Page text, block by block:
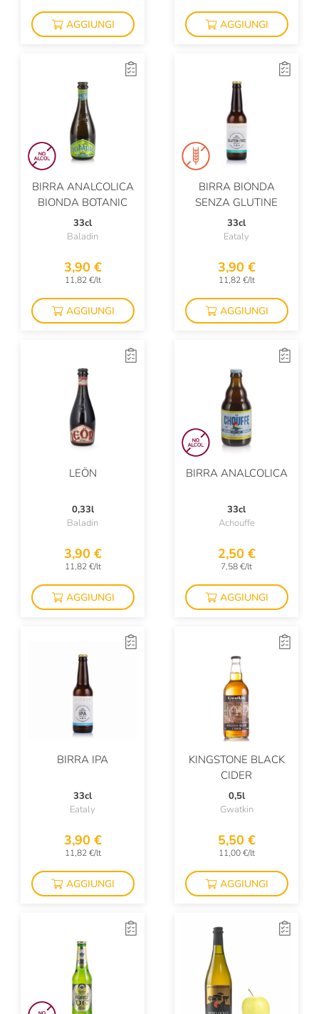
AGGIUNGI AGGIUNGI
BIRRA ANALCOLICA
BIONDA BOTANIC
33cl
Baladin
3,90 €
11,82 €/lt
AGGIUNGI
BIRRA BIONDA
SENZA GLUTINE
33cl
Eataly
3,90 €
11,82 €/lt
AGGIUNGI
LEÖN
0,33l
Baladin
3,90 €
11,82 €/lt
AGGIUNGI
BIRRA ANALCOLICA
33cl
Achouffe
2,50 €
7,58 €/lt
AGGIUNGI
BIRRA IPA
33cl
Eataly
3,90 €
11,82 €/lt
AGGIUNGI
KINGSTONE BLACK
CIDER
0,5l
Gwatkin
5,50 €
11,00 €/lt
AGGIUNGI